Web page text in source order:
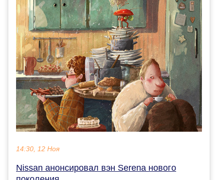
14:30, 12 Ноя
Nissan анонсировал вэн Serena нового